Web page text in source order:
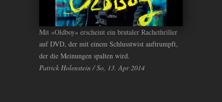
Mit «Oldboy» erscheint ein brutaler Rachethriller
auf DVD, der mit einem Schlusstwist auftrumpft,
der die Meinungen spalten wird.
Patrick Holenstein / So, 13. Apr 2014